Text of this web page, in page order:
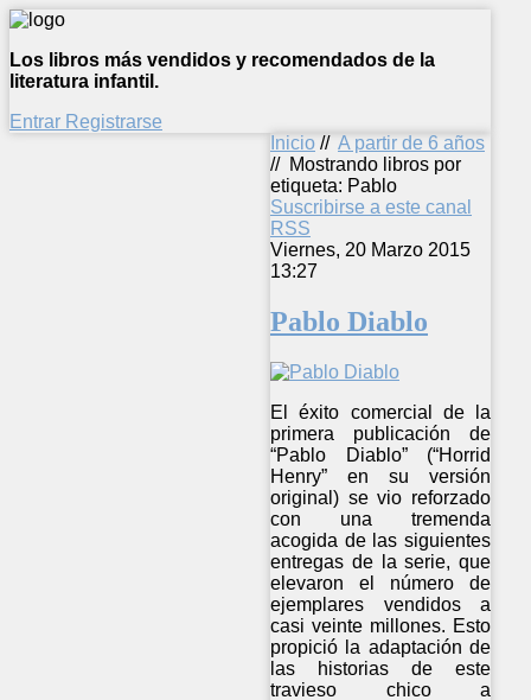
Los libros más vendidos y recomendados de la
literatura infantil.
Entrar Registrarse
Inicio // A partir de 6 años
// Mostrando libros por
etiqueta: Pablo
Suscribirse a este canal
RSS
Viernes, 20 Marzo 2015
13:27
Pablo Diablo
El éxito comercial de la
primera publicación de
“Pablo Diablo” (“Horrid
Henry” en su versión
original) se vio reforzado
con una tremenda
acogida de las siguientes
entregas de la serie, que
elevaron el número de
ejemplares vendidos a
casi veinte millones. Esto
propició la adaptación de
las historias de este
travieso chico a